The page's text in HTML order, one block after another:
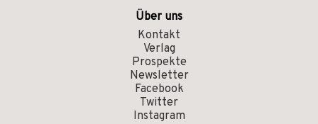
Über uns
Kontakt
Verlag
Prospekte
Newsletter
Facebook
Twitter
Instagram